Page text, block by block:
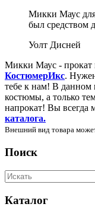
Микки Маус
был средством
Уолт Дисней
Микки Маус - прокат
КостюмерИкс.
тебе к нам! В данном
костюмы, а только
напрокат! Вы всегда
каталога.
Внешний вид товара
Поиск
Каталог